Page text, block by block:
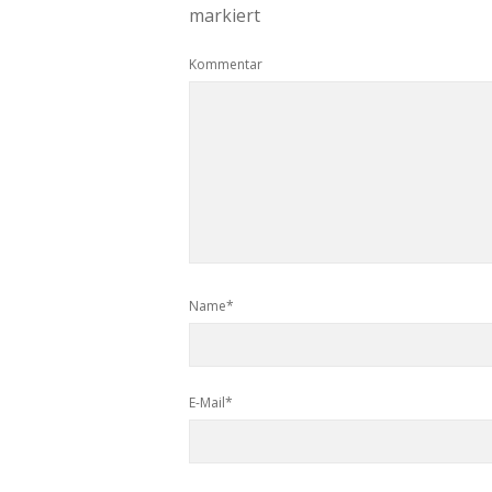
markiert
Kommentar
Name*
E-Mail*